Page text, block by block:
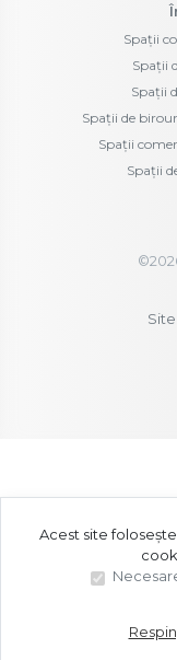
Spații
Spații
Spații
Spații de
Spații
Spații
©
Acest site